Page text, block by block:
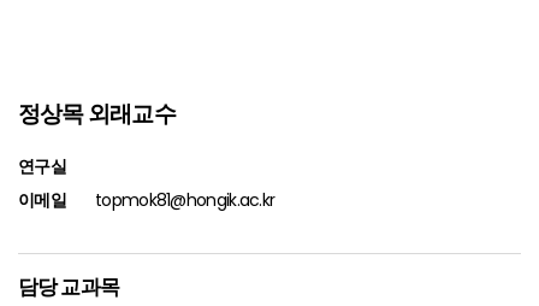
정상목 외래교수
연구실
이메일
topmok81@hongik.ac.kr
담당 교과목